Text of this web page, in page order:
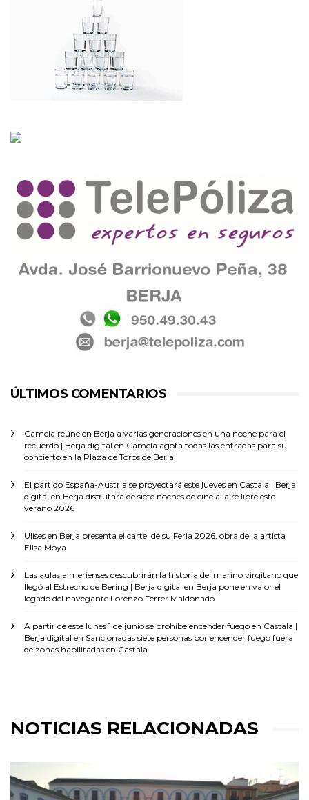
ÚLTIMOS COMENTARIOS
Camela reúne en Berja a varias generaciones en una noche para el
recuerdo | Berja digital en Camela agota todas las entradas para su
concierto en la Plaza de Toros de Berja
El partido España-Austria se proyectará este jueves en Castala | Berja
digital en Berja disfrutará de siete noches de cine al aire libre este
verano 2026
Ulises en Berja presenta el cartel de su Feria 2026, obra de la artista
Elisa Moya
Las aulas almerienses descubrirán la historia del marino virgitano que
llegó al Estrecho de Bering | Berja digital en Berja pone en valor el
legado del navegante Lorenzo Ferrer Maldonado
A partir de este lunes 1 de junio se prohíbe encender fuego en Castala |
Berja digital en Sancionadas siete personas por encender fuego fuera
de zonas habilitadas en Castala
NOTICIAS RELACIONADAS